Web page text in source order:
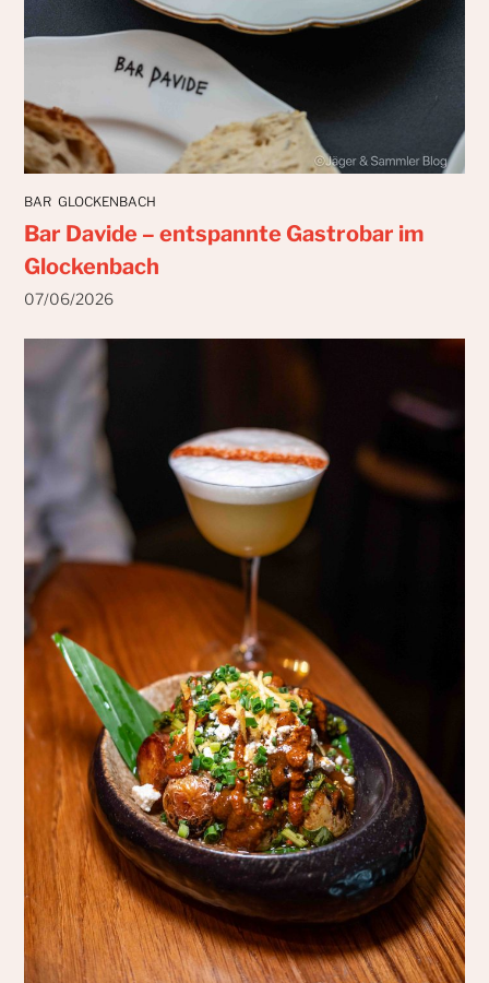
BAR GLOCKENBACH
Bar Davide – entspannte Gastrobar im
Glockenbach
07/06/2026